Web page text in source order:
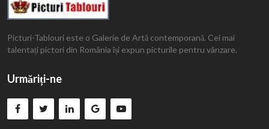
Picturi-Tablouri este o Galerie de Artă contemporană. Cei mai
talentați pictori din România își expun picturile pentru vânzare.
Urmăriți-ne